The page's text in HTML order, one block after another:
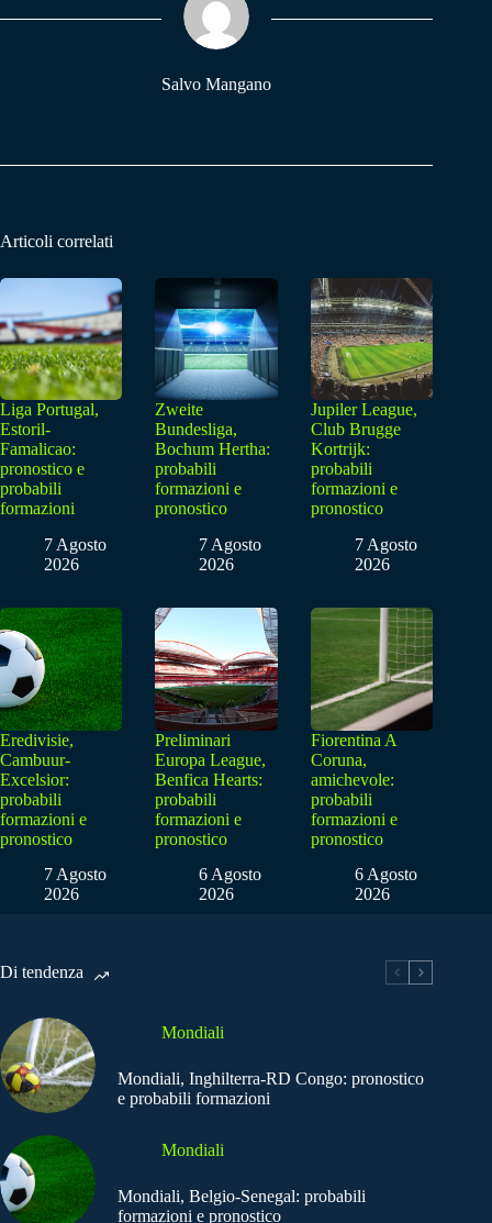
pp m
Salvo Mangano
Articoli correlati
Liga Portugal,
Estoril-
Famalicao:
pronostico e
probabili
formazioni
7 Agosto
2026
Zweite
Bundesliga,
Bochum Hertha:
probabili
formazioni e
pronostico
7 Agosto
2026
Jupiler League,
Club Brugge
Kortrijk:
probabili
formazioni e
pronostico
7 Agosto
2026
Eredivisie,
Cambuur-
Excelsior:
probabili
formazioni e
pronostico
7 Agosto
2026
Preliminari
Europa League,
Benfica Hearts:
probabili
formazioni e
pronostico
6 Agosto
2026
Fiorentina A
Coruna,
amichevole:
probabili
formazioni e
pronostico
6 Agosto
2026
Di tendenza
Mondiali
Mondiali, Inghilterra-RD Congo: pronostico
e probabili formazioni
Mondiali
Mondiali, Belgio-Senegal: probabili
formazioni e pronostico